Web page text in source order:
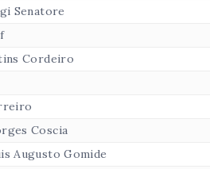
Senatore
Cordeiro
Coscia
Augusto Gomide